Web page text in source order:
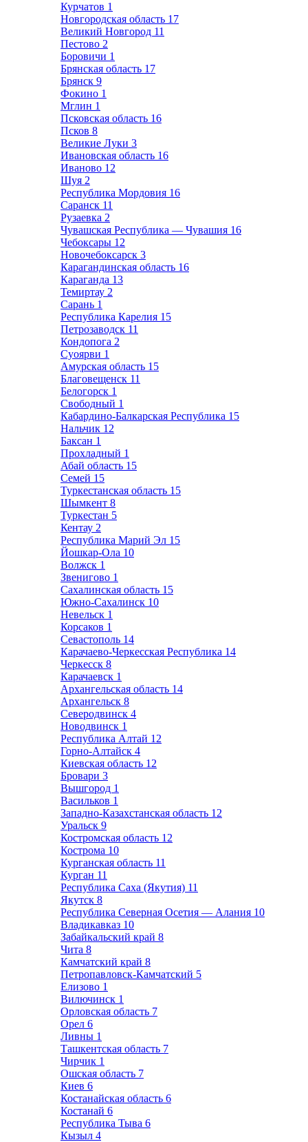
Курчатов 1
Новгородская область 17
Великий Новгород 11
Пестово 2
Боровичи 1
Брянская область 17
Брянск 9
Фокино 1
Мглин 1
Псковская область 16
Псков 8
Великие Луки 3
Ивановская область 16
Иваново 12
Шуя 2
Республика Мордовия 16
Саранск 11
Рузаевка 2
Чувашская Республика — Чувашия 16
Чебоксары 12
Новочебоксарск 3
Карагандинская область 16
Караганда 13
Темиртау 2
Сарань 1
Республика Карелия 15
Петрозаводск 11
Кондопога 2
Суоярви 1
Амурская область 15
Благовещенск 11
Белогорск 1
Свободный 1
Кабардино-Балкарская Республика 15
Нальчик 12
Баксан 1
Прохладный 1
Абай область 15
Семей 15
Туркестанская область 15
Шымкент 8
Туркестан 5
Кентау 2
Республика Марий Эл 15
Йошкар-Ола 10
Волжск 1
Звенигово 1
Сахалинская область 15
Южно-Сахалинск 10
Невельск 1
Корсаков 1
Севастополь 14
Карачаево-Черкесская Республика 14
Черкесск 8
Карачаевск 1
Архангельская область 14
Архангельск 8
Северодвинск 4
Новодвинск 1
Республика Алтай 12
Горно-Алтайск 4
Киевская область 12
Бровари 3
Вышгород 1
Васильков 1
Западно-Казахстанская область 12
Уральск 9
Костромская область 12
Кострома 10
Курганская область 11
Курган 11
Республика Саха (Якутия) 11
Якутск 8
Республика Северная Осетия — Алания 10
Владикавказ 10
Забайкальский край 8
Чита 8
Камчатский край 8
Петропавловск-Камчатский 5
Елизово 1
Вилючинск 1
Орловская область 7
Орел 6
Ливны 1
Ташкентская область 7
Чирчик 1
Ошская область 7
Киев 6
Костанайская область 6
Костанай 6
Республика Тыва 6
Кызыл 4